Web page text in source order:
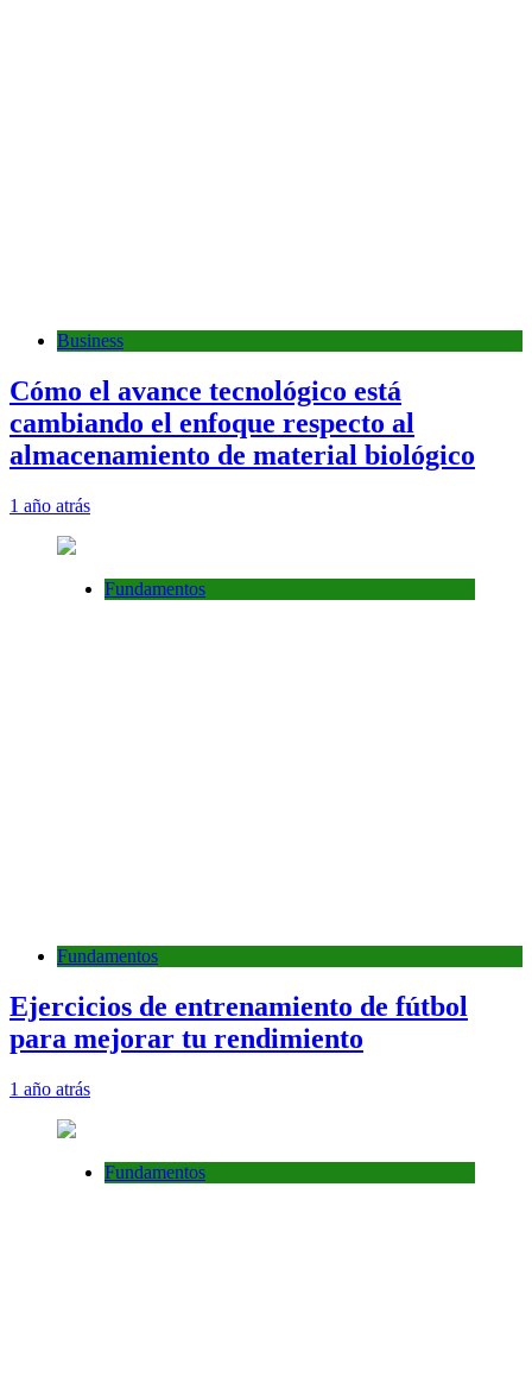
Business
Cómo el avance tecnológico está
cambiando el enfoque respecto al
almacenamiento de material biológico
1 año atrás
Fundamentos
Fundamentos
Ejercicios de entrenamiento de fútbol
para mejorar tu rendimiento
1 año atrás
Fundamentos